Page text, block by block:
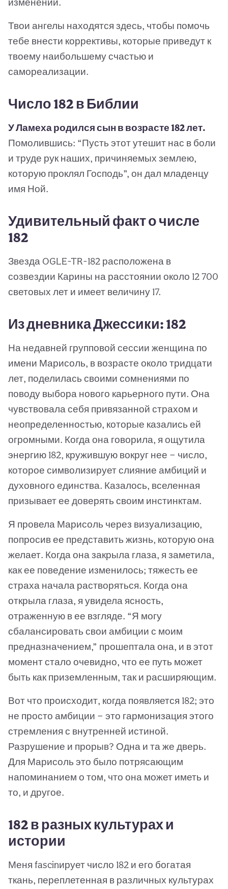
Твои ангелы находятся здесь, чтобы помочь
тебе внести коррективы, которые приведут к
твоему наибольшему счастью и
самореализации.
Число 182 в Библии
У Ламеха родился сын в возрасте 182 лет.
Помолившись: “Пусть этот утешит нас в боли
и труде рук наших, причиняемых землею,
которую проклял Господь”, он дал младенцу
имя Ной.
Удивительный факт о числе
182
Звезда OGLE-TR-182 расположена в
созвездии Карины на расстоянии около 12 700
световых лет и имеет величину 17.
Из дневника Джессики: 182
На недавней групповой сессии женщина по
имени Марисоль, в возрасте около тридцати
лет, поделилась своими сомнениями по
поводу выбора нового карьерного пути. Она
чувствовала себя привязанной страхом и
неопределенностью, которые казались ей
огромными. Когда она говорила, я ощутила
энергию 182, кружившую вокруг нее — число,
которое символизирует слияние амбиций и
духовного единства. Казалось, вселенная
призывает ее доверять своим инстинктам.
Я провела Марисоль через визуализацию,
попросив ее представить жизнь, которую она
желает. Когда она закрыла глаза, я заметила,
как ее поведение изменилось; тяжесть ее
страха начала растворяться. Когда она
открыла глаза, я увидела ясность,
отраженную в ее взгляде. “Я могу
сбалансировать свои амбиции с моим
предназначением,” прошептала она, и в этот
момент стало очевидно, что ее путь может
быть как приземленным, так и расширяющим.
Вот что происходит, когда появляется 182; это
не просто амбиции — это гармонизация этого
стремления с внутренней истиной.
Разрушение и прорыв? Одна и та же дверь.
Для Марисоль это было потрясающим
напоминанием о том, что она может иметь и
то, и другое.
182 в разных культурах и
истории
Меня fascinирует число 182 и его богатая
ткань, переплетенная в различных культурах